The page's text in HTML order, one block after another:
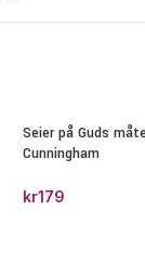
Seier på Guds
Cunningham
kr179